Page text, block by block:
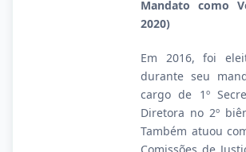
Mandato como
2020)
Em 2016, foi
durante seu
cargo de 1º
Diretora no 2º
Também atuou